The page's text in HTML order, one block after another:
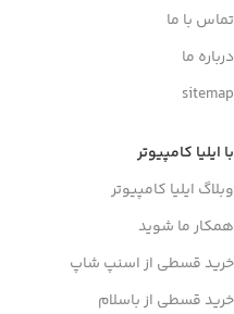
تماس با ما
درباره ما
sitemap
با ایلیا کامپیوتر
وبلاگ ایلیا کامپیوتر
همکار ما شوید
خرید قسطی از اسنپ شاپ
خرید قسطی از باسلام